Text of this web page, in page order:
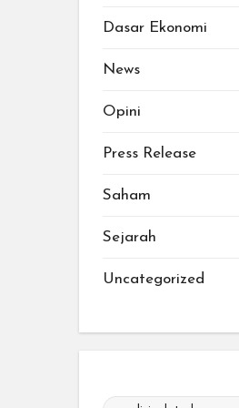
Dasar Ekonomi
News
Opini
Press Release
Saham
Sejarah
Uncategorized